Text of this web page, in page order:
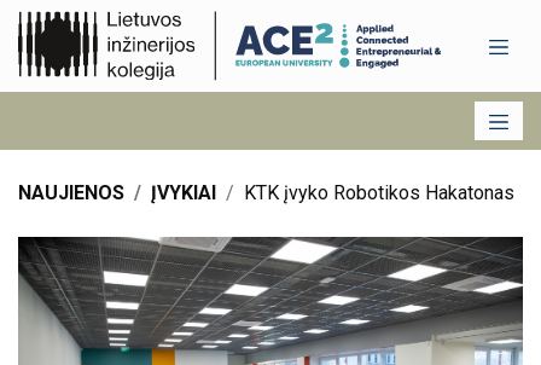
NAUJIENOS ĮVYKIAI KTK įvyko Robotikos Hakatonas